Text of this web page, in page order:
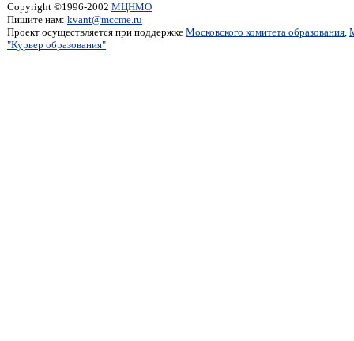
Copyright ©1996-2002 МЦНМО
Пишите нам: kvant@mccme.ru
Проект осуществляется при поддержке Московского комитета образования,
"Курьер образования"